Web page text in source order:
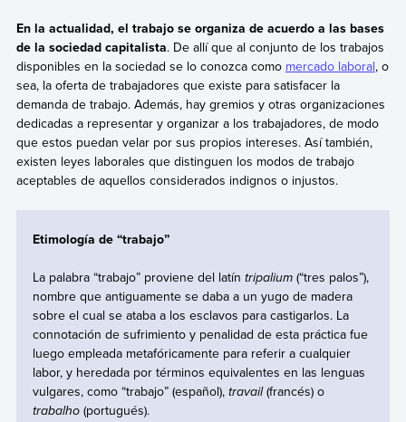
En la actualidad, el trabajo se organiza de acuerdo a las bases
de la sociedad capitalista. De allí que al conjunto de los trabajos
disponibles en la sociedad se lo conozca como mercado laboral, o
sea, la oferta de trabajadores que existe para satisfacer la
demanda de trabajo. Además, hay gremios y otras organizaciones
dedicadas a representar y organizar a los trabajadores, de modo
que estos puedan velar por sus propios intereses. Así también,
existen leyes laborales que distinguen los modos de trabajo
aceptables de aquellos considerados indignos o injustos.
Etimología de “trabajo”
La palabra “trabajo” proviene del latín tripalium (“tres palos”),
nombre que antiguamente se daba a un yugo de madera
sobre el cual se ataba a los esclavos para castigarlos. La
connotación de sufrimiento y penalidad de esta práctica fue
luego empleada metafóricamente para referir a cualquier
labor, y heredada por términos equivalentes en las lenguas
vulgares, como “trabajo” (español), travail(francés) o
trabalho (portugués).